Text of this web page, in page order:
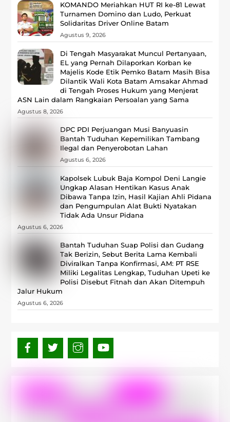
KOMANDO Meriahkan HUT RI ke-81 Lewat
Turnamen Domino dan Ludo, Perkuat
Solidaritas Driver Online Batam
Agustus 9, 2026
Di Tengah Masyarakat Muncul Pertanyaan,
EL yang Pernah Dilaporkan Korban ke
Majelis Kode Etik Pemko Batam Masih Bisa
Dilantik Wali Kota Batam Amsakar Ahmad
di Tengah Proses Hukum yang Menjerat
ASN Lain dalam Rangkaian Persoalan yang Sama
Agustus 8, 2026
DPC PDI Perjuangan Musi Banyuasin
Bantah Tuduhan Kepemilikan Tambang
Ilegal dan Penyerobotan Lahan
Agustus 6, 2026
Kapolsek Lubuk Baja Kompol Deni Langie
Ungkap Alasan Hentikan Kasus Anak
Dibawa Tanpa Izin, Hasil Kajian Ahli Pidana
dan Pengumpulan Alat Bukti Nyatakan
Tidak Ada Unsur Pidana
Agustus 6, 2026
Bantah Tuduhan Suap Polisi dan Gudang
Tak Berizin, Sebut Berita Lama Kembali
Diviralkan Tanpa Konfirmasi, ‎AM: PT RSE
Miliki Legalitas Lengkap, Tuduhan Upeti ke
Polisi Disebut Fitnah dan Akan Ditempuh
Jalur Hukum
Agustus 6, 2026